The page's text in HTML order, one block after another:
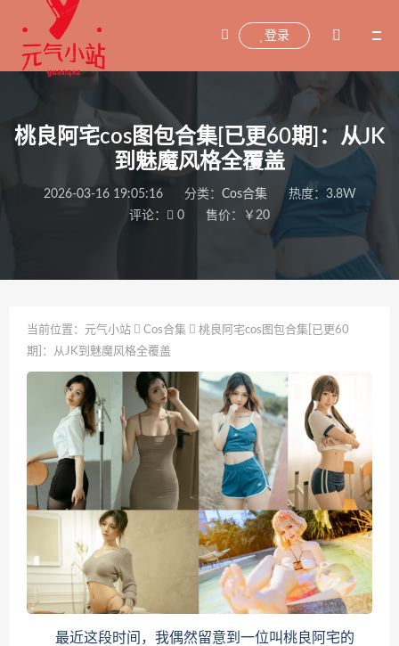
登录
桃良阿宅cos图包合集[已更60期]：从JK
到魅魔风格全覆盖
2026-03-16 19:05:16 分类： Cos合集
热度：3.8W
评论：
0 售价：￥20
当前位置： 元气小站 Cos合集
桃良阿宅cos图包合集[已更60
期]：从JK到魅魔风格全覆盖
最近这段时间，我偶然留意到一位叫桃良阿宅的